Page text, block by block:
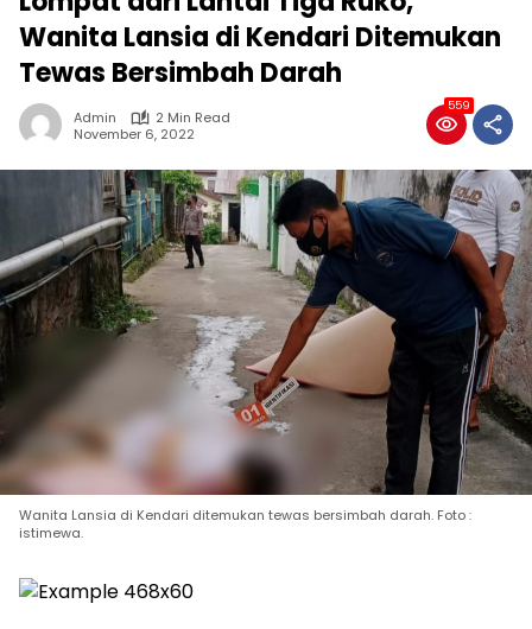
Wanita Lansia di Kendari Ditemukan
Tewas Bersimbah Darah
Admin
2 Min Read
November 6, 2022
559
Wanita Lansia di Kendari ditemukan tewas bersimbah darah. Foto :
istimewa.